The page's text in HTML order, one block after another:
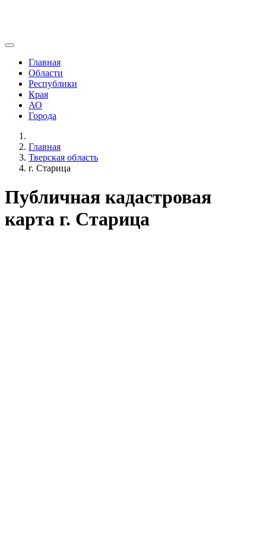
Главная
Области
Республики
Края
АО
Города
Главная
Тверская область
г. Старица
Публичная кадастровая
карта г. Старица